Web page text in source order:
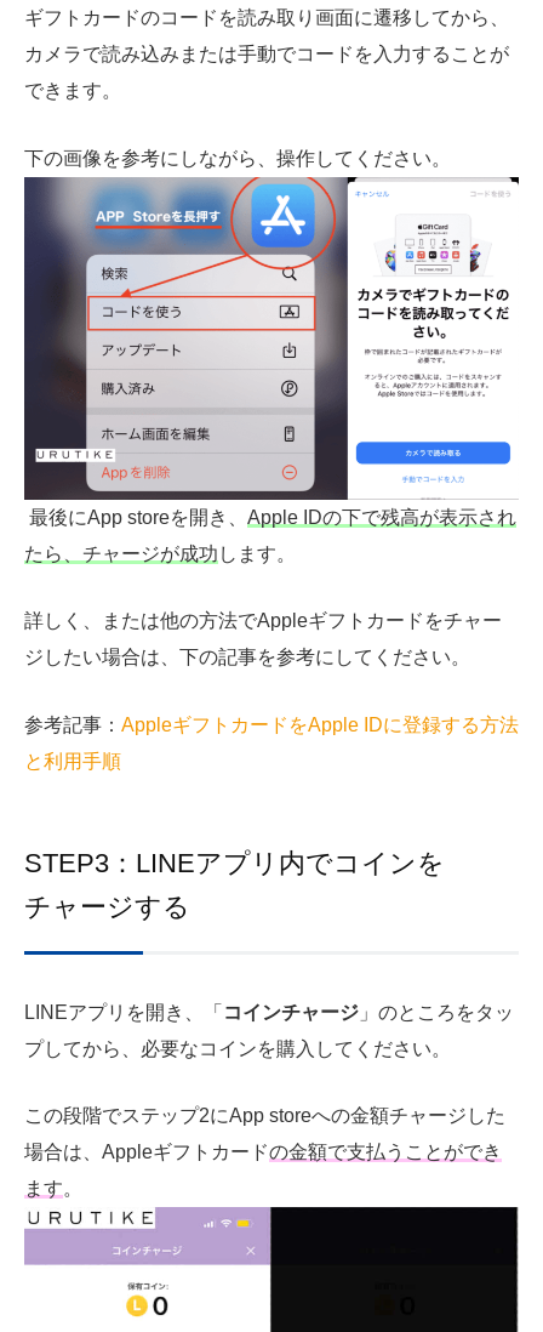
ギフトカードのコードを読み取り画面に遷移してから、
カメラで読み込みまたは手動でコードを入力することが
できます。
下の画像を参考にしながら、操作してください。
最後にApp storeを開き、 Apple IDの下で残高が表示され
たら、チャージが成功 します。
詳しく、または他の方法でAppleギフトカードをチャー
ジしたい場合は、下の記事を参考にしてください。
参考記事： AppleギフトカードをApple IDに登録する方法
と利用手順
STEP3：LINEアプリ内でコインを
チャージする
LINEアプリを開き、「 コインチャージ 」のところをタッ
プしてから、必要なコインを購入してください。
この段階でステップ2にApp storeへの金額チャージした
場合は、Appleギフトカードの金額で支払うことができ
ます。